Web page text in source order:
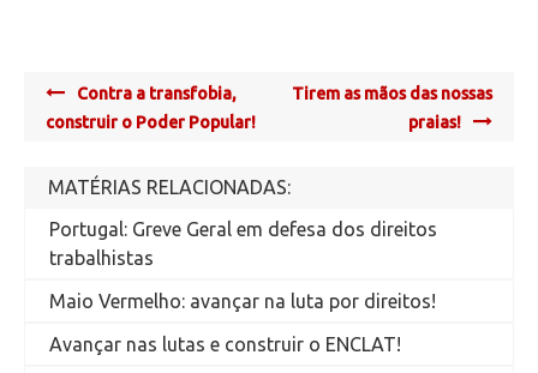
Post
navigation
Contra a transfobia,
construir o Poder Popular!
Tirem as mãos das nossas
praias!
MATÉRIAS RELACIONADAS:
Portugal: Greve Geral em defesa dos direitos
trabalhistas
Maio Vermelho: avançar na luta por direitos!
Avançar nas lutas e construir o ENCLAT!